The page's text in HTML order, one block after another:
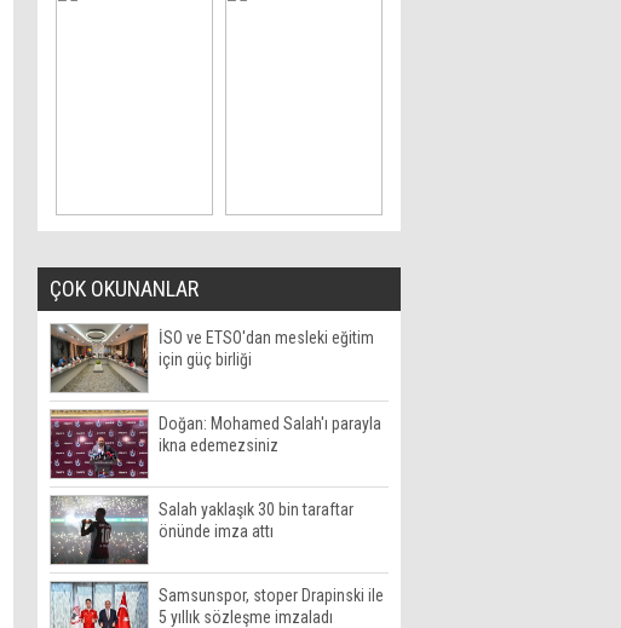
ÇOK OKUNANLAR
İSO ve ETSO'dan mesleki eğitim
için güç birliği
Doğan: Mohamed Salah'ı parayla
ikna edemezsiniz
Salah yaklaşık 30 bin taraftar
önünde imza attı
Samsunspor, stoper Drapinski ile
5 yıllık sözleşme imzaladı